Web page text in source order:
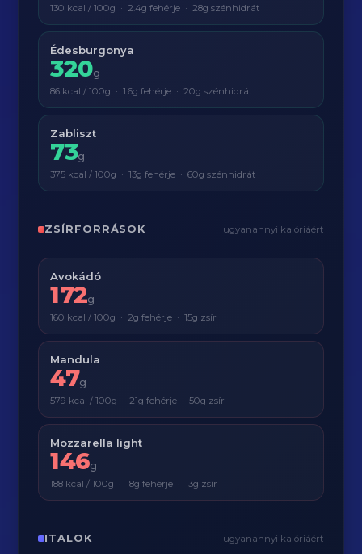
130 kcal / 100g · 2.4g fehérje · 28g szénhidrát
Édesburgonya
320g
86 kcal / 100g · 1.6g fehérje · 20g szénhidrát
Zabliszt
73g
375 kcal / 100g · 13g fehérje · 60g szénhidrát
ZSÍRFORRÁSOK ugyanannyi kalóriáért
Avokádó
172g
160 kcal / 100g · 2g fehérje · 15g zsír
Mandula
47g
579 kcal / 100g · 21g fehérje · 50g zsír
Mozzarella light
146g
188 kcal / 100g · 18g fehérje · 13g zsír
ITALOK ugyanannyi kalóriáért